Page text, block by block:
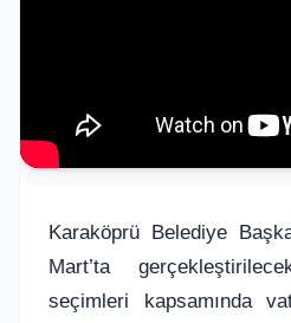
Karaköprü Belediye
Mart’ta
seçimleri kapsamında